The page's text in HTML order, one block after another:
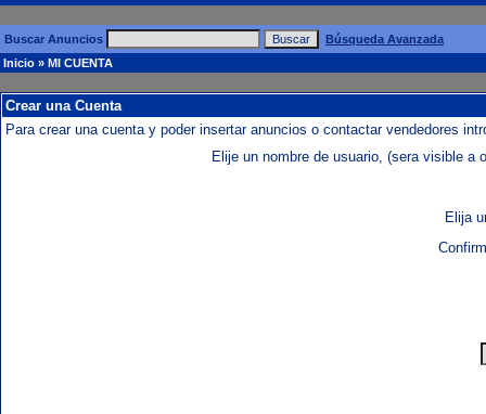
Buscar Anuncios
Búsqueda Avanzada
Inicio » MI CUENTA
Crear una Cuenta
Para crear una cuenta y poder insertar anuncios o contactar vendedores
Elije un nombre de usuario, (sera visible a
Elija